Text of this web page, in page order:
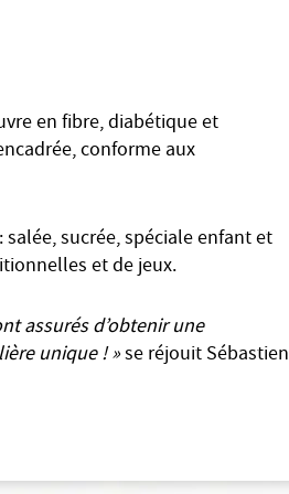
en fibre, diabétique et
conforme aux
sucrée, spéciale enfant et
et de jeux.
assurés d’obtenir une
unique ! »se réjouit Sébastien